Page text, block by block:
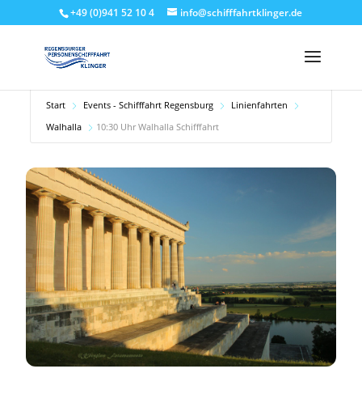
+49 (0)941 52 10 4 info@schifffahrtklinger.de
Start Events - Schifffahrt Regensburg
Linienfahrten
Walhalla
10:30 Uhr Walhalla Schifffahrt